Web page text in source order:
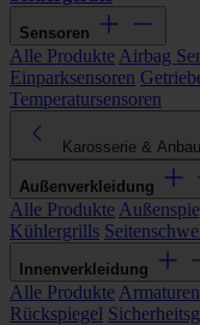
Sensoren
Alle Produkte Airbag
Einparksensoren
Temperatursensoren
Karosserie &
Außenverkleidung
Alle Produkte
Kühlergrills
Innenverkleidung
Alle Produkte
Rückspiegel